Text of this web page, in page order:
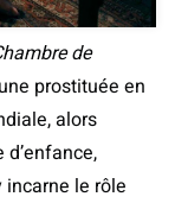
de
prostituée en
alors
le rôle